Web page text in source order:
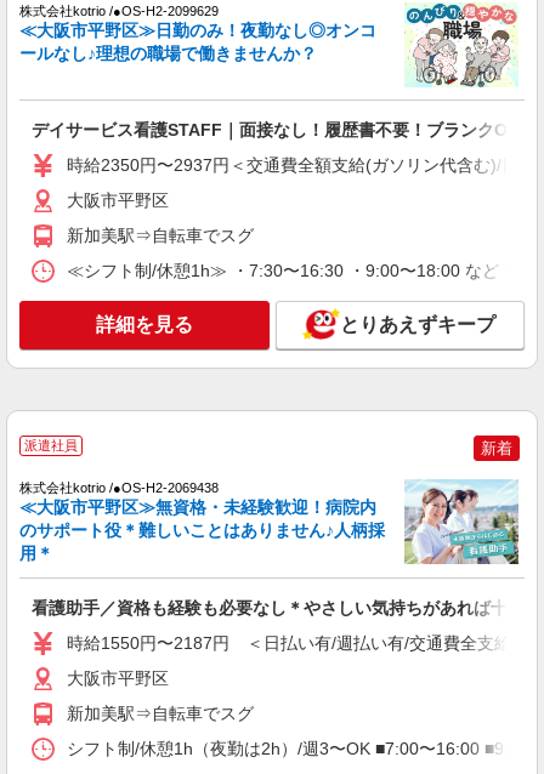
時給1,339円 〇時間外勤務手当 〇土日祝勤務手当
〇無事故無違反表彰金 〇年末年始勤務手当
パナソニック エイジフリーケアセンターひら
の 大阪府大阪市平野区長吉出戸2-5-13 ピュール
キープ 詳細を見る
パート
パナソニック エイジフリーケアセンターひらの
デイサービス／看護職／AMのみ
時給1,339円〜1,442円 ※経験・能力・資格等
による 保健師・正看護師 時給1,442円 准看護師
時給1,339円 〇時間外勤務手当 〇土日祝勤務手当
〇無事故無違反表彰金 〇年末年始勤務手当
の 大阪府大阪市平野区長吉出戸2-5-13 ピュール
出戸1F
キープ 詳細を見る
パナソニック エイジフリーケアセンターひらの
デイサービス／看護師／パート／勤務日数・時
間は応相談
時給1,339円〜1,442円 ※経験・能力・資格等
による 保健師・正看護師 時給1,442円 准看護師
時給1,339円 〇時間外勤務手当 〇土日祝勤務手当
〇無事故無違反表彰金 〇年末年始勤務手当
パナソニック エイジフリーケアセンターひら
の 大阪府大阪市平野区長吉出戸2-5-13 ピュール
詳細を見る
パート
パナソニック エイジフリーケアセンターひらの
株式会社kotrio /●OS-H2-2099629
≪大阪市平野区≫日勤のみ！夜勤なし◎オンコ
ールなし♪理想の職場で働きませんか？
デイサービス看護STAFF｜面接なし！履歴書不要！ブランクOK◎
時給2350円〜2937円＜交通費全額支給(ガソリン代含む)/日払
大阪市平野区
新加美駅⇒自転車でスグ
≪シフト制/休憩1h≫ ・7:30〜16:30 ・9:00〜18:00 など ※残
詳細を見る とりあえずキープ
派遣社員 新着
株式会社kotrio /●OS-H2-2069438
≪大阪市平野区≫無資格・未経験歓迎！病院内
のサポート役＊難しいことはありません♪人柄採
用＊
看護助手／資格も経験も必要なし＊やさしい気持ちがあれば十分◎
時給1550円〜2187円 ＜日払い有/週払い有/交通費全支給(ガ
大阪市平野区
新加美駅⇒自転車でスグ
シフト制/休憩1h（夜勤は2h）/週3〜OK ■7:00〜16:00